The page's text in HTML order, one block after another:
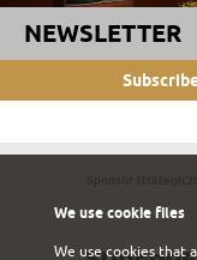
NEWSLETTER
We use cookie files
We use cookies that